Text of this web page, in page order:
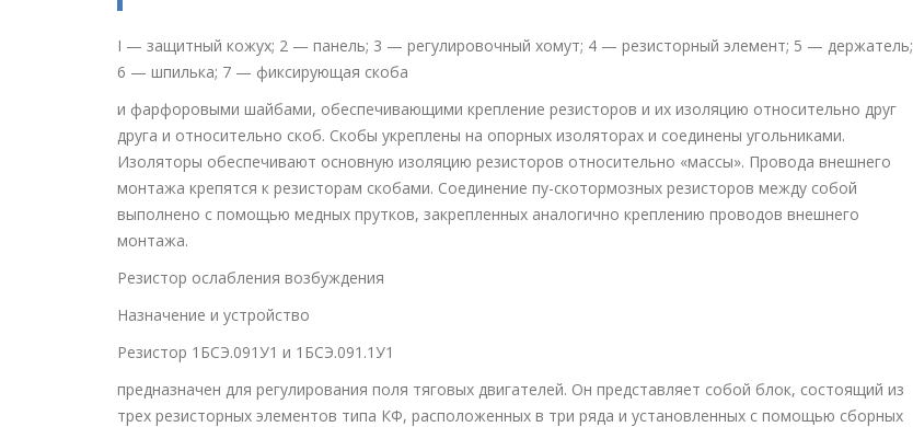
I — защитный кожух; 2 — панель; 3 — регулировочный хомут; 4 — резисторный элемент; 5 — держатель;
6 — шпилька; 7 — фиксирующая скоба
и фарфоровыми шайбами, обеспечивающими крепление резисторов и их изоляцию относительно друг
друга и относительно скоб. Скобы укреплены на опорных изоляторах и соединены угольниками.
Изоляторы обеспечивают основную изоляцию резисторов относительно «массы». Провода внешнего
монтажа крепятся к резисторам скобами. Соединение пу-скотормозных резисторов между собой
выполнено с помощью медных прутков, закрепленных аналогично креплению проводов внешнего
монтажа.
Резистор ослабления возбуждения
Назначение и устройство
Резистор 1БСЭ.091У1 и 1БСЭ.091.1У1
предназначен для регулирования поля тяговых двигателей. Он представляет собой блок, состоящий из
трех резисторных элементов типа КФ, расположенных в три ряда и установленных с помощью сборных